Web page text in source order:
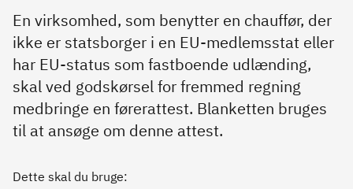
En virksomhed, som benytter en chauffør, der
ikke er statsborger i en EU-medlemsstat eller
har EU-status som fastboende udlænding,
skal ved godskørsel for fremmed regning
medbringe en førerattest. Blanketten bruges
til at ansøge om denne attest.
Dette skal du bruge: